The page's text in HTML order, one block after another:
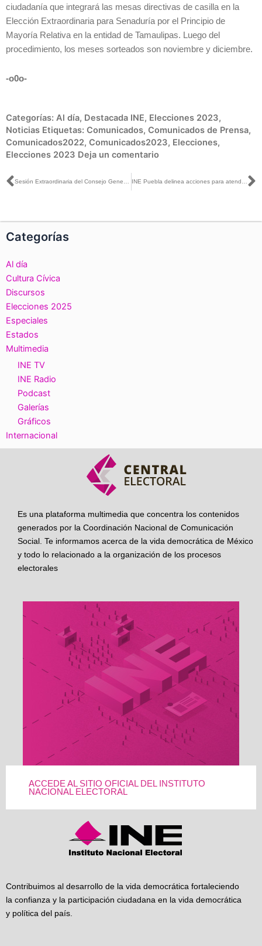
ciudadanía que integrará las mesas directivas de casilla en la
Elección Extraordinaria para Senaduría por el Principio de
Mayoría Relativa en la entidad de Tamaulipas. Luego del
procedimiento, los meses sorteados son noviembre y diciembre.
-o0o-
Categorías: Al día, Destacada INE, Elecciones 2023,
Noticias Etiquetas: Comunicados, Comunicados de Prensa,
Comunicados2022, Comunicados2023, Elecciones,
Elecciones 2023 Deja un comentario
Ant Sesión Extraordinaria del Consejo General, realizada el día de 30 de noviembre de 2022. INE Puebla delinea acciones para atender las necesidades y propuestas de las niñas, niños y adolescentes
Categorías
Al día
Cultura Cívica
Discursos
Elecciones 2025
Especiales
Estados
Multimedia
INE TV
INE Radio
Podcast
Galerías
Gráficos
Internacional
Es una plataforma multimedia que concentra los contenidos
generados por la Coordinación Nacional de Comunicación
Social. Te informamos acerca de la vida democrática de México
y todo lo relacionado a la organización de los procesos
electorales
ACCEDE AL SITIO OFICIAL DEL INSTITUTO
NACIONAL ELECTORAL
Contribuimos al desarrollo de la vida democrática fortaleciendo
la confianza y la participación ciudadana en la vida democrática
y política del país.